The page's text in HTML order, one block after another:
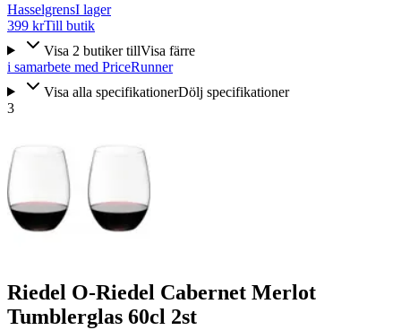
HasselgrensI lager
399 krTill butik
Visa 2 butiker tillVisa färre
i samarbete med PriceRunner
Visa alla specifikationerDölj specifikationer
3
Riedel O-Riedel Cabernet Merlot
Tumblerglas 60cl 2st